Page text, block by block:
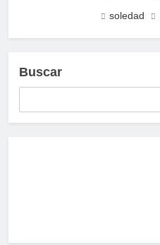
soledad
Buscar